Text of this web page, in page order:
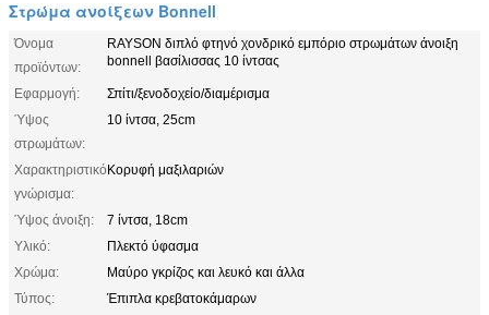
Στρώμα ανοίξεων Bonnell
Όνομα
προϊόντων:
RAYSON διπλό φτηνό χονδρικό εμπόριο στρωμάτων άνοιξη
bonnell βασίλισσας 10 ίντσας
Εφαρμογή:
Σπίτι/ξενοδοχείο/διαμέρισμα
Ύψος
στρωμάτων:
10 ίντσα, 25cm
Χαρακτηριστικό
γνώρισμα:
Κορυφή μαξιλαριών
Ύψος άνοιξη:
7 ίντσα, 18cm
Υλικό:
Πλεκτό ύφασμα
Χρώμα:
Μαύρο γκρίζος και λευκό και άλλα
Τύπος:
Έπιπλα κρεβατοκάμαρων